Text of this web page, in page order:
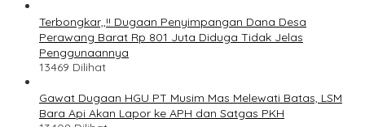
Terbongkar,,!! Dugaan Penyimpangan Dana Desa
Perawang Barat Rp 801 Juta Diduga Tidak Jelas
Penggunaannya
13469 Dilihat
Gawat Dugaan HGU PT Musim Mas Melewati Batas, LSM
Bara Api Akan Lapor ke APH dan Satgas PKH